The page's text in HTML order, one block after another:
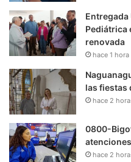
Pediátrica
renovada
hace 1 hora
las fiestas
hace 2
0800-
hace 2